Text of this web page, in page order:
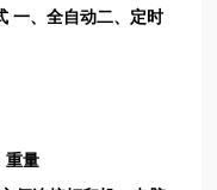
一、全自动二、定时
重量